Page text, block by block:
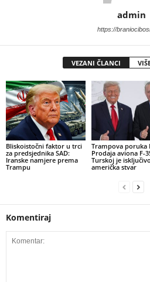
admin
https://
VEZANI ČLANCI
​Bliskoistočni faktor u trci
za predsjednika SAD:
Iranske namjere prema
Trampu
Trampova poruka
Prodaja aviona F-
Turskoj je isključivo
američka stvar
Komentiraj